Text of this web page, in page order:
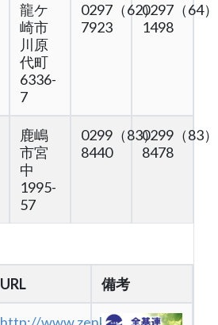
龍ケ
崎市
川原
代町
6336-
7
0297（62）
7923
0297（64）
1498
鹿嶋
市宮
中
1995-
57
0299（83）
8440
0299（83）
8478
URL 備考